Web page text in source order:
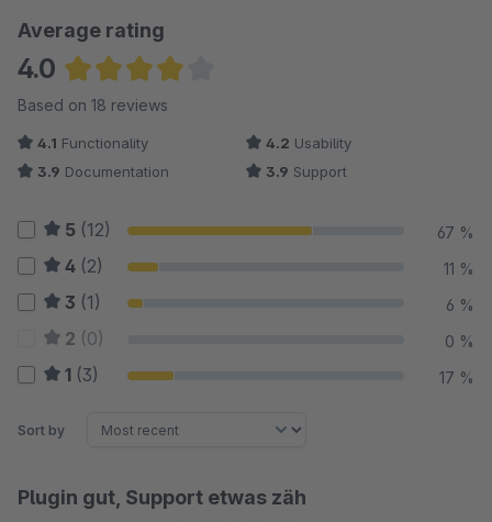
Average rating
4.0
Average rating of 4.03 out of 5 stars
Based on 18 reviews
4.1 Functionality 4.2 Usability
3.9 Documentation 3.9 Support
5 (12) 67 %
4 (2) 11 %
3 (1) 6 %
2 (0) 0 %
1 (3) 17 %
Sort by
Plugin gut, Support etwas zäh